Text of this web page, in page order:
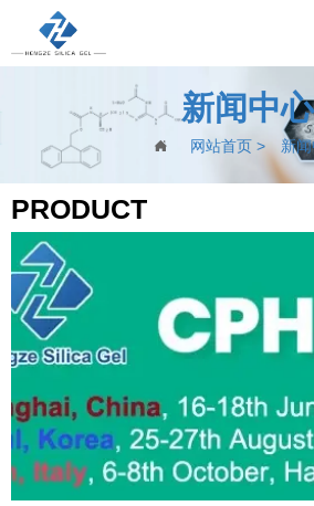
新闻中心
 网站首页 > 新
PRODUCT